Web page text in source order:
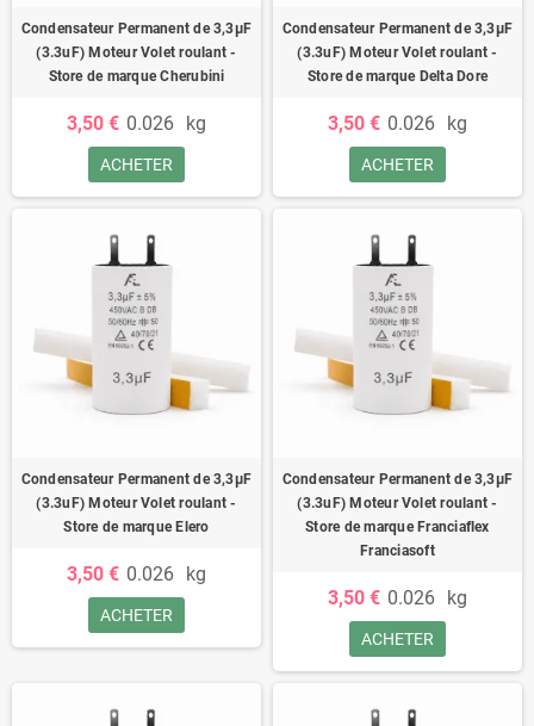
Condensateur Permanent de 3,3μF
(3.3uF) Moteur Volet roulant -
Store de marque Cherubini
3,50 € 0.026 kg
ACHETER
Condensateur Permanent de 3,3μF
(3.3uF) Moteur Volet roulant -
Store de marque Delta Dore
3,50 € 0.026 kg
ACHETER
Condensateur Permanent de 3,3μF
(3.3uF) Moteur Volet roulant -
Store de marque Elero
3,50 € 0.026 kg
ACHETER
Condensateur Permanent de 3,3μF
(3.3uF) Moteur Volet roulant -
Store de marque Franciaflex
Franciasoft
3,50 € 0.026 kg
ACHETER